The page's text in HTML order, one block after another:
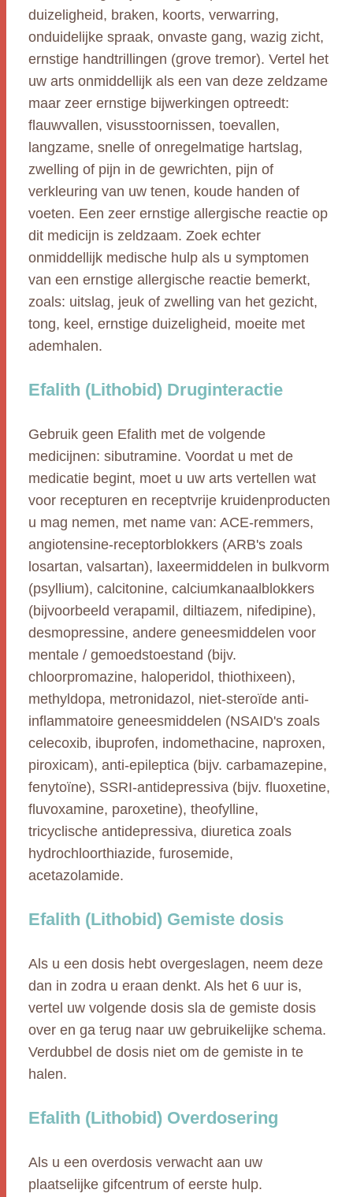
duizeligheid, braken, koorts, verwarring,
onduidelijke spraak, onvaste gang, wazig zicht,
ernstige handtrillingen (grove tremor). Vertel het
uw arts onmiddellijk als een van deze zeldzame
maar zeer ernstige bijwerkingen optreedt:
flauwvallen, visusstoornissen, toevallen,
langzame, snelle of onregelmatige hartslag,
zwelling of pijn in de gewrichten, pijn of
verkleuring van uw tenen, koude handen of
voeten. Een zeer ernstige allergische reactie op
dit medicijn is zeldzaam. Zoek echter
onmiddellijk medische hulp als u symptomen
van een ernstige allergische reactie bemerkt,
zoals: uitslag, jeuk of zwelling van het gezicht,
tong, keel, ernstige duizeligheid, moeite met
ademhalen.
Efalith (Lithobid) Druginteractie
Gebruik geen Efalith met de volgende
medicijnen: sibutramine. Voordat u met de
medicatie begint, moet u uw arts vertellen wat
voor recepturen en receptvrije kruidenproducten
u mag nemen, met name van: ACE-remmers,
angiotensine-receptorblokkers (ARB's zoals
losartan, valsartan), laxeermiddelen in bulkvorm
(psyllium), calcitonine, calciumkanaalblokkers
(bijvoorbeeld verapamil, diltiazem, nifedipine),
desmopressine, andere geneesmiddelen voor
mentale / gemoedstoestand (bijv.
chloorpromazine, haloperidol, thiothixeen),
methyldopa, metronidazol, niet-steroïde anti-
inflammatoire geneesmiddelen (NSAID's zoals
celecoxib, ibuprofen, indomethacine, naproxen,
piroxicam), anti-epileptica (bijv. carbamazepine,
fenytoïne), SSRI-antidepressiva (bijv. fluoxetine,
fluvoxamine, paroxetine), theofylline,
tricyclische antidepressiva, diuretica zoals
hydrochloorthiazide, furosemide,
acetazolamide.
Efalith (Lithobid) Gemiste dosis
Als u een dosis hebt overgeslagen, neem deze
dan in zodra u eraan denkt. Als het 6 uur is,
vertel uw volgende dosis sla de gemiste dosis
over en ga terug naar uw gebruikelijke schema.
Verdubbel de dosis niet om de gemiste in te
halen.
Efalith (Lithobid) Overdosering
Als u een overdosis verwacht aan uw
plaatselijke gifcentrum of eerste hulp.